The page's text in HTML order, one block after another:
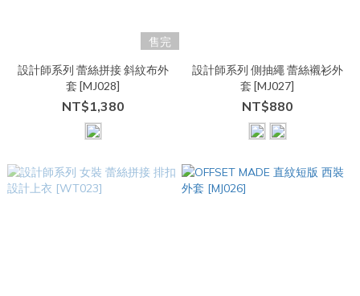
售完
設計師系列 蕾絲拼接 斜紋布外
套 [MJ028]
NT$1,380
設計師系列 側抽繩 蕾絲襯衫外
套 [MJ027]
NT$880